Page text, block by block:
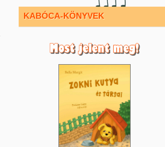
KABÓCA-KÖNYVEK